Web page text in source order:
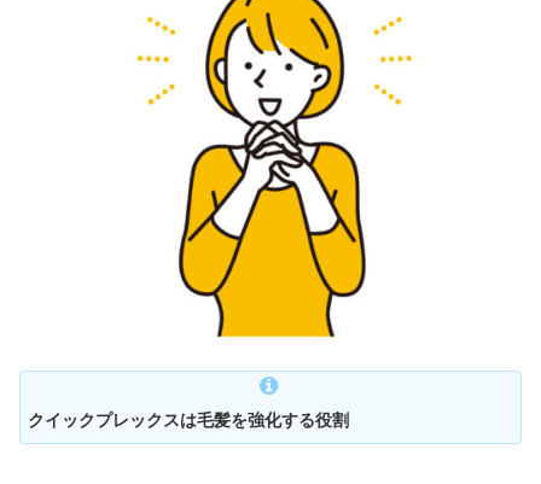
クイックプレックスは毛髪を強化する役割